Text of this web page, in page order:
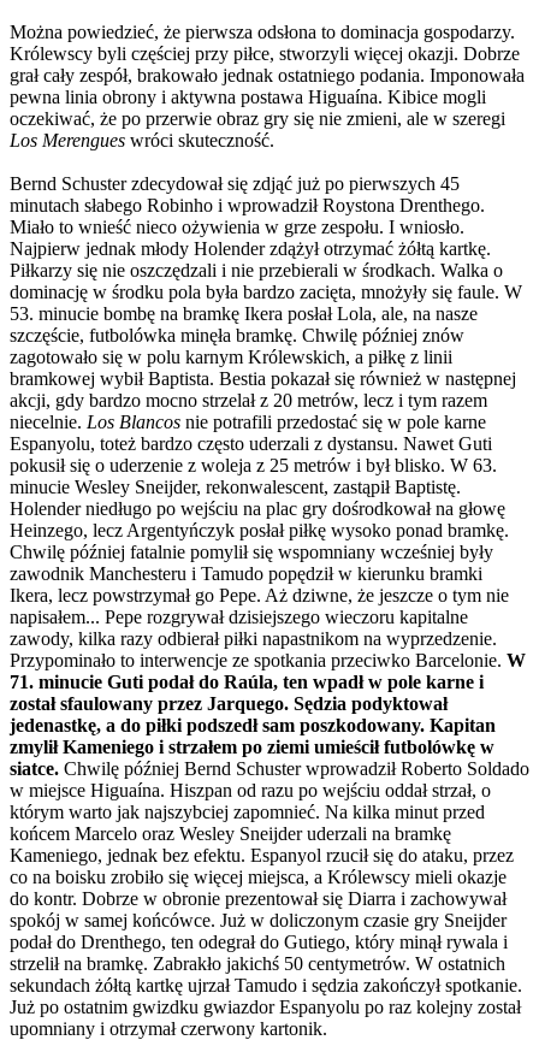
Można powiedzieć, że pierwsza odsłona to dominacja gospodarzy.
Królewscy byli częściej przy piłce, stworzyli więcej okazji. Dobrze
grał cały zespół, brakowało jednak ostatniego podania. Imponowała
pewna linia obrony i aktywna postawa Higuaína. Kibice mogli
oczekiwać, że po przerwie obraz gry się nie zmieni, ale w szeregi
Los Merengues wróci skuteczność.
Bernd Schuster zdecydował się zdjąć już po pierwszych 45
minutach słabego Robinho i wprowadził Roystona Drenthego.
Miało to wnieść nieco ożywienia w grze zespołu. I wniosło.
Najpierw jednak młody Holender zdążył otrzymać żółtą kartkę.
Piłkarzy się nie oszczędzali i nie przebierali w środkach. Walka o
dominację w środku pola była bardzo zacięta, mnożyły się faule. W
53. minucie bombę na bramkę Ikera posłał Lola, ale, na nasze
szczęście, futbolówka minęła bramkę. Chwilę później znów
zagotowało się w polu karnym Królewskich, a piłkę z linii
bramkowej wybił Baptista. Bestia pokazał się również w następnej
akcji, gdy bardzo mocno strzelał z 20 metrów, lecz i tym razem
niecelnie. Los Blancos nie potrafili przedostać się w pole karne
Espanyolu, toteż bardzo często uderzali z dystansu. Nawet Guti
pokusił się o uderzenie z woleja z 25 metrów i był blisko. W 63.
minucie Wesley Sneijder, rekonwalescent, zastąpił Baptistę.
Holender niedługo po wejściu na plac gry dośrodkował na głowę
Heinzego, lecz Argentyńczyk posłał piłkę wysoko ponad bramkę.
Chwilę później fatalnie pomylił się wspomniany wcześniej były
zawodnik Manchesteru i Tamudo popędził w kierunku bramki
Ikera, lecz powstrzymał go Pepe. Aż dziwne, że jeszcze o tym nie
napisałem... Pepe rozgrywał dzisiejszego wieczoru kapitalne
zawody, kilka razy odbierał piłki napastnikom na wyprzedzenie.
Przypominało to interwencje ze spotkania przeciwko Barcelonie. W
71. minucie Guti podał do Raúla, ten wpadł w pole karne i
został sfaulowany przez Jarquego. Sędzia podyktował
jedenastkę, a do piłki podszedł sam poszkodowany. Kapitan
zmylił Kameniego i strzałem po ziemi umieścił futbolówkę w
siatce. Chwilę później Bernd Schuster wprowadził Roberto Soldado
w miejsce Higuaína. Hiszpan od razu po wejściu oddał strzał, o
którym warto jak najszybciej zapomnieć. Na kilka minut przed
końcem Marcelo oraz Wesley Sneijder uderzali na bramkę
Kameniego, jednak bez efektu. Espanyol rzucił się do ataku, przez
co na boisku zrobiło się więcej miejsca, a Królewscy mieli okazje
do kontr. Dobrze w obronie prezentował się Diarra i zachowywał
spokój w samej końcówce. Już w doliczonym czasie gry Sneijder
podał do Drenthego, ten odegrał do Gutiego, który minął rywala i
strzelił na bramkę. Zabrakło jakichś 50 centymetrów. W ostatnich
sekundach żółtą kartkę ujrzał Tamudo i sędzia zakończył spotkanie.
Już po ostatnim gwizdku gwiazdor Espanyolu po raz kolejny został
upomniany i otrzymał czerwony kartonik.